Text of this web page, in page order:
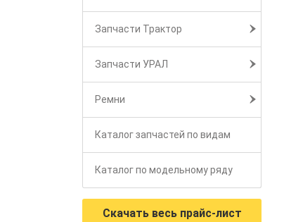
Запчасти Трактор
Запчасти УРАЛ
Ремни
Каталог запчастей по видам
Каталог по модельному ряду
Скачать весь прайс-лист